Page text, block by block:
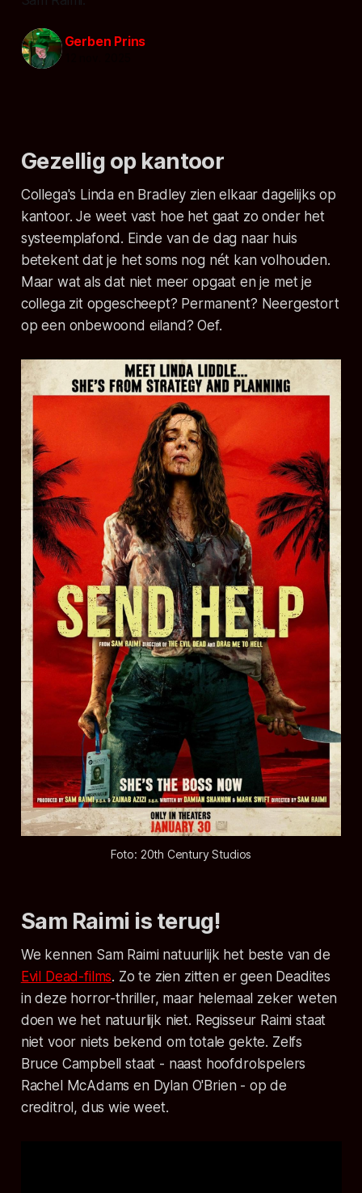
Gerben Prins
Gezellig op kantoor
Collega's Linda en Bradley zien elkaar dagelijks op
kantoor. Je weet vast hoe het gaat zo onder het
systeemplafond. Einde van de dag naar huis
betekent dat je het soms nog nét kan volhouden.
Maar wat als dat niet meer opgaat en je met je
collega zit opgescheept? Permanent? Neergestort
op een onbewoond eiland? Oef.
Foto: 20th Century Studios
Sam Raimi is terug!
We kennen Sam Raimi natuurlijk het beste van de
Evil Dead-films. Zo te zien zitten er geen Deadites
in deze horror-thriller, maar helemaal zeker weten
doen we het natuurlijk niet. Regisseur Raimi staat
niet voor niets bekend om totale gekte. Zelfs
Bruce Campbell staat - naast hoofdrolspelers
Rachel McAdams en Dylan O'Brien - op de
creditrol, dus wie weet.